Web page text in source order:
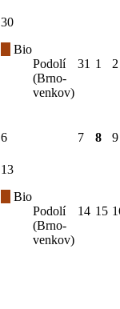
30
Bio
Podolí
(Brno-
venkov)
31 1 2
6 7 8 9
13
Bio
Podolí
(Brno-
venkov)
14 15